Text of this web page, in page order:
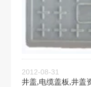
2012-08-31
井盖,电缆盖板,井盖